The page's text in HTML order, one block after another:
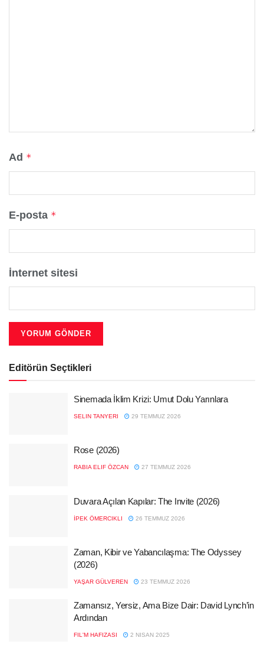
Ad *
E-posta *
İnternet sitesi
Editörün Seçtikleri
Sinemada İklim Krizi: Umut Dolu Yarınlara
SELIN TANYERI 29 TEMMUZ 2026
Rose (2026)
RABIA ELIF ÖZCAN 27 TEMMUZ 2026
Duvara Açılan Kapılar: The Invite (2026)
İPEK ÖMERCIKLI 26 TEMMUZ 2026
Zaman, Kibir ve Yabancılaşma: The Odyssey
(2026)
YAŞAR GÜLVEREN 23 TEMMUZ 2026
Zamansız, Yersiz, Ama Bize Dair: David Lynch’in
Ardından
FIL'M HAFIZASI 2 NISAN 2025